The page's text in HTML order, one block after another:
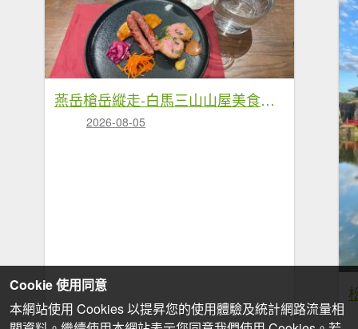
燕岳槍岳縱走-白馬三山山屋美食❤️慶功宴
2026-08-05
Cookie 使用同意
本網站使用 Cookies 以提昇您的使用體驗及統計網路流量相